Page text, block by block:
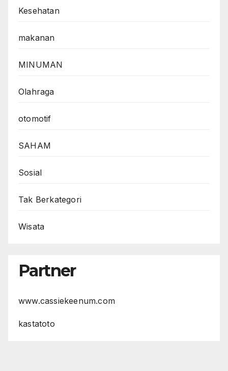
Kesehatan
makanan
MINUMAN
Olahraga
otomotif
SAHAM
Sosial
Tak Berkategori
Wisata
Partner
www.cassiekeenum.com
kastatoto